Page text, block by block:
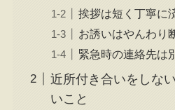
挨拶は短く丁寧に
お誘いはやんわり
緊急時の連絡先は
近所付き合いをしな
いこと